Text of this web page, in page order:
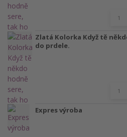
Zlatá Kolorka Když tě
do prdele.
Expres výroba